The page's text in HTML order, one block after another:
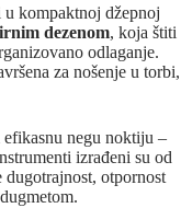
u kompaktnoj džepnoj
dezenom, koja štiti
odlaganje.
za nošenje u torbi,
efikasnu negu noktiju –
izrađeni su od
dugotrajnost, otpornost